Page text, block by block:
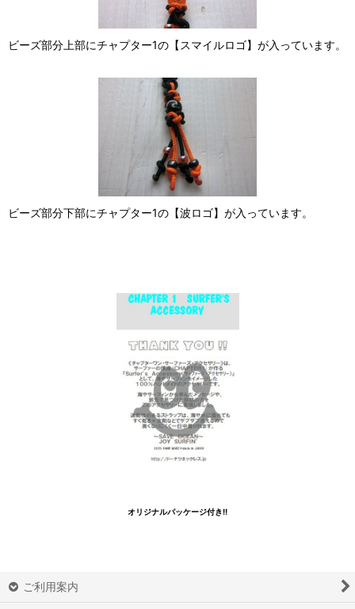
ビーズ部分上部にチャプター1の【スマイルロゴ】が入っています。
ビーズ部分下部にチャプター1の【波ロゴ】が入っています。
オリジナルパッケージ付き!!
ご利用案内